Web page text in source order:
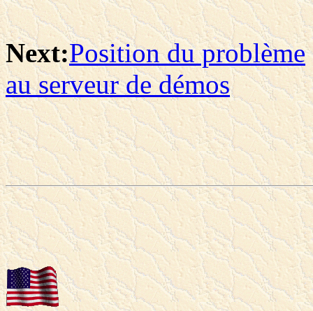
Next:Position du problème
au serveur de démos